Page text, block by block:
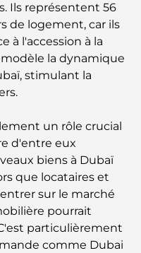
Burj Al Arab :
exceptionnelles à
: Guide complet
ville de Dubaï : un
de la ville
de Dubai Hills : le
gastronomiques
Ils représentent 56
de logement, car ils
à l'accession à la
la dynamique
stimulant la
un rôle crucial
d'entre eux
biens à Dubaï
que locataires et
sur le marché
pourrait
particulièrement
comme Dubai